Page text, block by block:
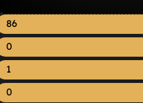
86
0
1
0